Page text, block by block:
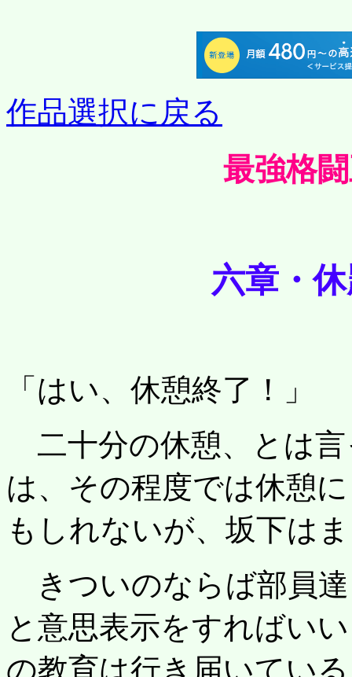
作品選択に戻る
最強格
六章・
「はい、休憩終了！」
二十分の休憩、とは
は、その程度では休憩
もしれないが、坂下は
きついのならば部員
と意思表示をすればい
の教育は行き届いてい